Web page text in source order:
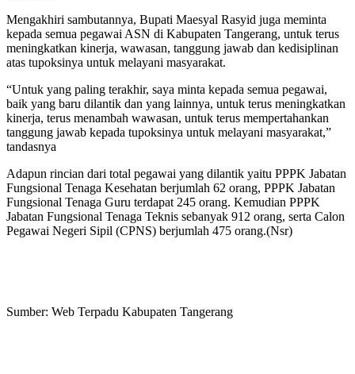
Mengakhiri sambutannya, Bupati Maesyal Rasyid juga meminta
kepada semua pegawai ASN di Kabupaten Tangerang, untuk terus
meningkatkan kinerja, wawasan, tanggung jawab dan kedisiplinan
atas tupoksinya untuk melayani masyarakat.
“Untuk yang paling terakhir, saya minta kepada semua pegawai,
baik yang baru dilantik dan yang lainnya, untuk terus meningkatkan
kinerja, terus menambah wawasan, untuk terus mempertahankan
tanggung jawab kepada tupoksinya untuk melayani masyarakat,”
tandasnya
Adapun rincian dari total pegawai yang dilantik yaitu PPPK Jabatan
Fungsional Tenaga Kesehatan berjumlah 62 orang, PPPK Jabatan
Fungsional Tenaga Guru terdapat 245 orang. Kemudian PPPK
Jabatan Fungsional Tenaga Teknis sebanyak 912 orang, serta Calon
Pegawai Negeri Sipil (CPNS) berjumlah 475 orang.(Nsr)
Sumber: Web Terpadu Kabupaten Tangerang